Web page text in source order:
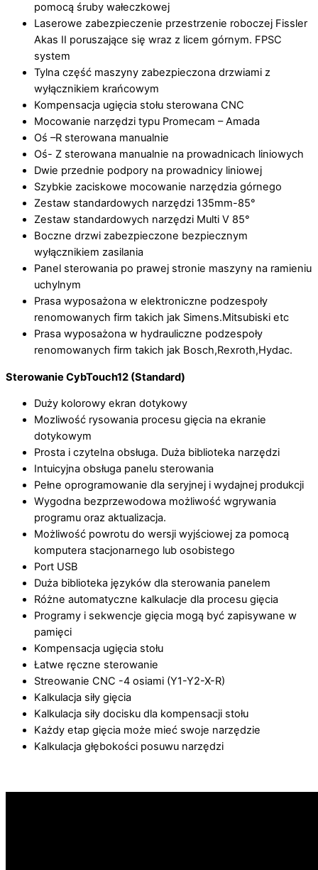
pomocą śruby wałeczkowej
Laserowe zabezpieczenie przestrzenie roboczej Fissler
Akas II poruszające się wraz z licem górnym. FPSC
system
Tylna część maszyny zabezpieczona drzwiami z
wyłącznikiem krańcowym
Kompensacja ugięcia stołu sterowana CNC
Mocowanie narzędzi typu Promecam – Amada
Oś –R sterowana manualnie
Oś- Z sterowana manualnie na prowadnicach liniowych
Dwie przednie podpory na prowadnicy liniowej
Szybkie zaciskowe mocowanie narzędzia górnego
Zestaw standardowych narzędzi 135mm-85°
Zestaw standardowych narzędzi Multi V 85°
Boczne drzwi zabezpieczone bezpiecznym
wyłącznikiem zasilania
Panel sterowania po prawej stronie maszyny na ramieniu
uchylnym
Prasa wyposażona w elektroniczne podzespoły
renomowanych firm takich jak Simens.Mitsubiski etc
Prasa wyposażona w hydrauliczne podzespoły
renomowanych firm takich jak Bosch,Rexroth,Hydac.
Sterowanie CybTouch12 (Standard)
Duży kolorowy ekran dotykowy
Mozliwość rysowania procesu gięcia na ekranie
dotykowym
Prosta i czytelna obsługa. Duża biblioteka narzędzi
Intuicyjna obsługa panelu sterowania
Pełne oprogramowanie dla seryjnej i wydajnej produkcji
Wygodna bezprzewodowa możliwość wgrywania
programu oraz aktualizacja.
Możliwość powrotu do wersji wyjściowej za pomocą
komputera stacjonarnego lub osobistego
Port USB
Duża biblioteka języków dla sterowania panelem
Różne automatyczne kalkulacje dla procesu gięcia
Programy i sekwencje gięcia mogą być zapisywane w
pamięci
Kompensacja ugięcia stołu
Łatwe ręczne sterowanie
Streowanie CNC -4 osiami (Y1-Y2-X-R)
Kalkulacja siły gięcia
Kalkulacja siły docisku dla kompensacji stołu
Każdy etap gięcia może mieć swoje narzędzie
Kalkulacja głębokości posuwu narzędzi